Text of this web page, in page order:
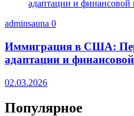
adminsauna 0
Иммиграция в США:
адаптации и
02.03.2026
Популярное